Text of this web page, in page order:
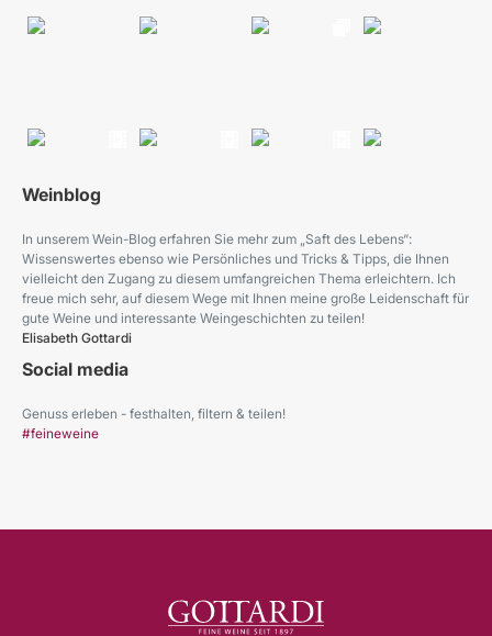
Weinblog
In unserem Wein-Blog erfahren Sie mehr zum „Saft des Lebens“:
Wissenswertes ebenso wie Persönliches und Tricks & Tipps, die Ihnen
vielleicht den Zugang zu diesem umfangreichen Thema erleichtern. Ich
freue mich sehr, auf diesem Wege mit Ihnen meine große Leidenschaft für
gute Weine und interessante Weingeschichten zu teilen!
Elisabeth Gottardi
Social media
Genuss erleben - festhalten, filtern & teilen!
#feineweine